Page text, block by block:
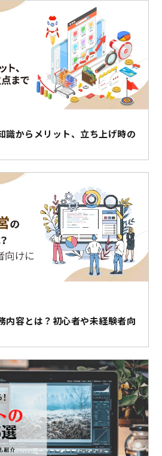
識からメリット、立ち上げ時の
内容とは？初心者や未経験者向